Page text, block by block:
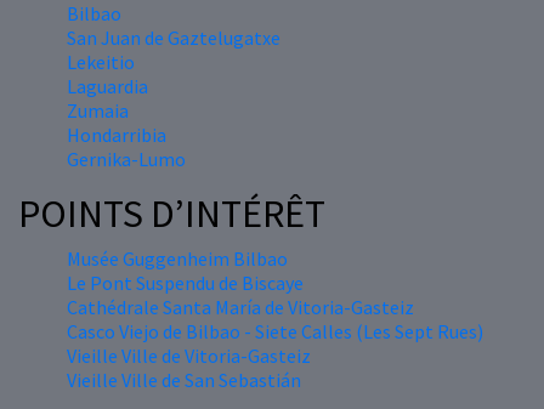
Bilbao
San Juan de Gaztelugatxe
Lekeitio
Laguardia
Zumaia
Hondarribia
Gernika-Lumo
POINTS D’INTÉRÊT
Musée Guggenheim Bilbao
Le Pont Suspendu de Biscaye
Cathédrale Santa María de Vitoria-Gasteiz
Casco Viejo de Bilbao - Siete Calles (Les Sept Rues)
Vieille Ville de Vitoria-Gasteiz
Vieille Ville de San Sebastián